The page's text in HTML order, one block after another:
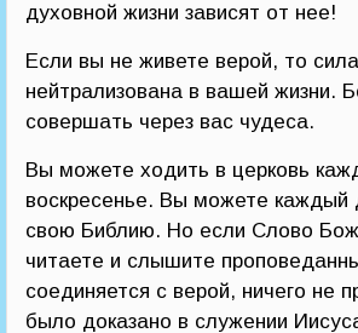
духовной жизни зависят от нее!
Если вы не живете верой, то
нейтрализована в вашей жизни.
совершать через вас чудеса.
Вы можете ходить в церковь
воскресенье. Вы можете каждый
свою Библию. Но если Слово
читаете и слышите
соединяется с верой, ничего не
было доказано в служении